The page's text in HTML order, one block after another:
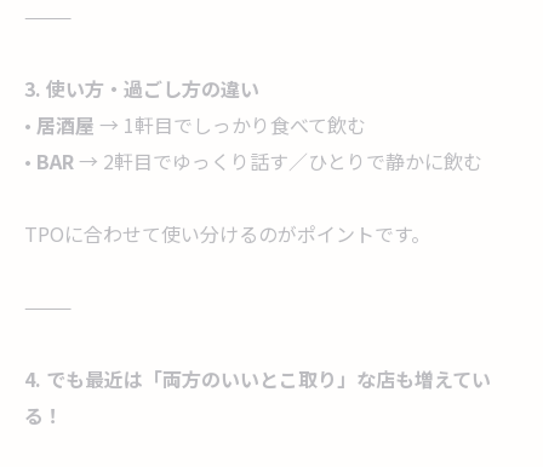
⸻
3. 使い方・過ごし方の違い
• 居酒屋 → 1軒目でしっかり食べて飲む
• BAR→ 2軒目でゆっくり話す／ひとりで静かに飲む
TPOに合わせて使い分けるのがポイントです。
⸻
4. でも最近は「両方のいいとこ取り」な店も増えてい
る！